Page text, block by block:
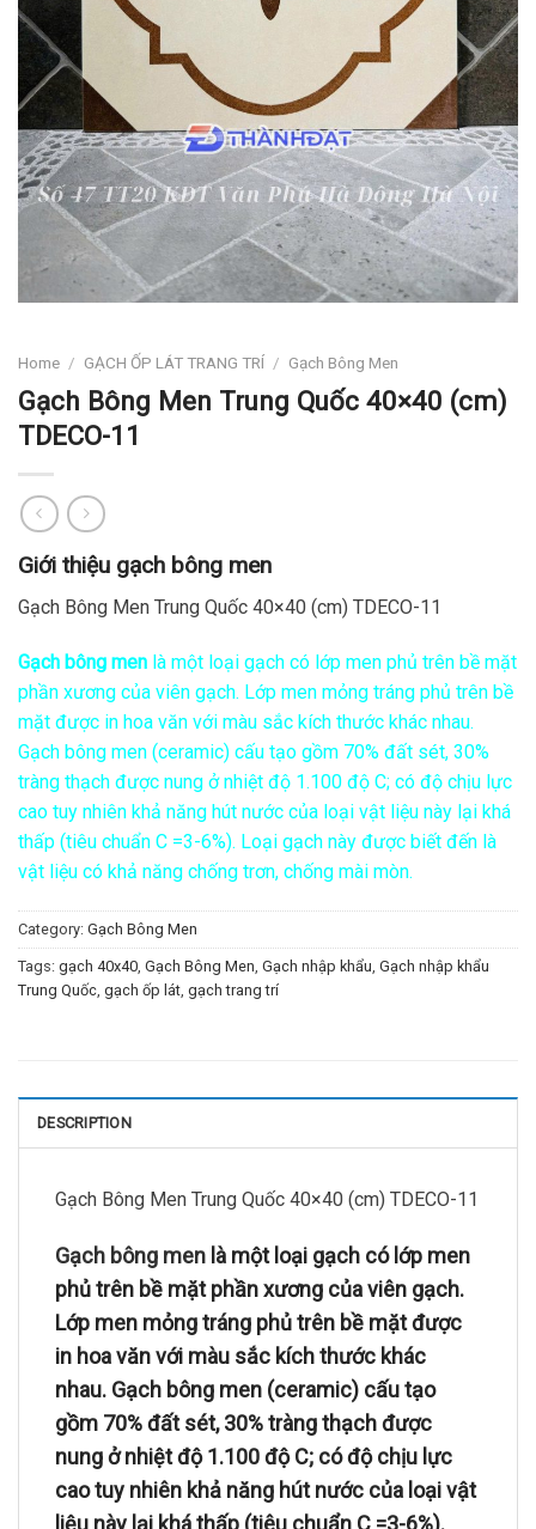
Home / GẠCH ỐP LÁT TRANG TRÍ / Gạch Bông Men
Gạch Bông Men Trung Quốc 40×40 (cm)
TDECO-11
Giới thiệu gạch bông men
Gạch Bông Men Trung Quốc 40×40 (cm) TDECO-11
Gạch bông men là một loại gạch có lớp men phủ trên bề mặt
phần xương của viên gạch. Lớp men mỏng tráng phủ trên bề
mặt được in hoa văn với màu sắc kích thước khác nhau.
Gạch bông men (ceramic) cấu tạo gồm 70% đất sét, 30%
tràng thạch được nung ở nhiệt độ 1.100 độ C; có độ chịu lực
cao tuy nhiên khả năng hút nước của loại vật liệu này lại khá
thấp (tiêu chuẩn C =3-6%). Loại gạch này được biết đến là
vật liệu có khả năng chống trơn, chống mài mòn.
Category: Gạch Bông Men
Tags: gạch 40x40, Gạch Bông Men, Gạch nhập khẩu, Gạch nhập khẩu
Trung Quốc, gạch ốp lát, gạch trang trí
DESCRIPTION
Gạch Bông Men Trung Quốc 40×40 (cm) TDECO-11
Gạch bông men là một loại gạch có lớp men
phủ trên bề mặt phần xương của viên gạch.
Lớp men mỏng tráng phủ trên bề mặt được
in hoa văn với màu sắc kích thước khác
nhau. Gạch bông men (ceramic) cấu tạo
gồm 70% đất sét, 30% tràng thạch được
nung ở nhiệt độ 1.100 độ C; có độ chịu lực
cao tuy nhiên khả năng hút nước của loại vật
liệu này lại khá thấp (tiêu chuẩn C =3-6%).